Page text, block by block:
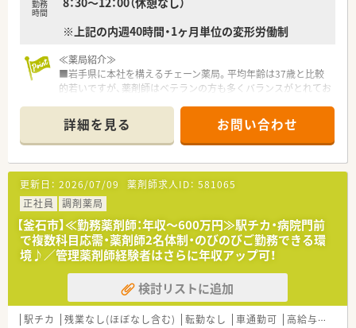
勤務
時間
※上記の内週40時間・1ヶ月単位の変形労働制
≪薬局紹介≫
■岩手県に本社を構えるチェーン薬局。平均年齢は37歳と比較
的若いですが、薬剤師はベテランの方も多くバランスがとれてお
■地域で腰を据えて働きたい方、全国転勤を避けたいがクリニッ
ク門前、病院門前など幅広く経験されたい方におすすめです。
■新規出店も継続しており、今後の成長性もある優良企業です。
店舗数が増えている今でも、社長が毎年手書きのバースデーカー
ドと一緒にプレゼントがあったり、社員を大事にしている姿勢は
成長を続けている今でも変わりません。
■ご希望を考慮し、キャリアアップのために店舗異動なども可能
です！管理薬剤師だけでなくエリアマネージャーや採用担当な
ど、社員の「挑戦したい」を応援してくれる社風です。
■各地域にエリアマネージャーが在籍。お悩み相談や店舗間の
交流もしっかりできているので、安心して働ける環境が整ってい
ます。
■人事考課制度もしっかりしています。ご自身で決めた目標に
対してのフィードバックを定期面談で実施。管理薬剤師、エリア
マネージャーだけでなく、部長もこまめに現場を回って現場の声
詳細を見る お問い合わせ
更新日： 2026/07/09 薬剤師求人ID： 581065
正社員
調剤薬局
【釜石市】≪勤務薬剤師：年収～600万円≫駅チカ・病院門前
で複数科目応需・薬剤師2名体制・のびのびご勤務できる環
境♪／管理薬剤師経験者はさらに年収アップ可！
検討リストに追加
駅チカ 残業なし(ほぼなし含む) 転勤なし 車通勤可 高給与(600万円以上)